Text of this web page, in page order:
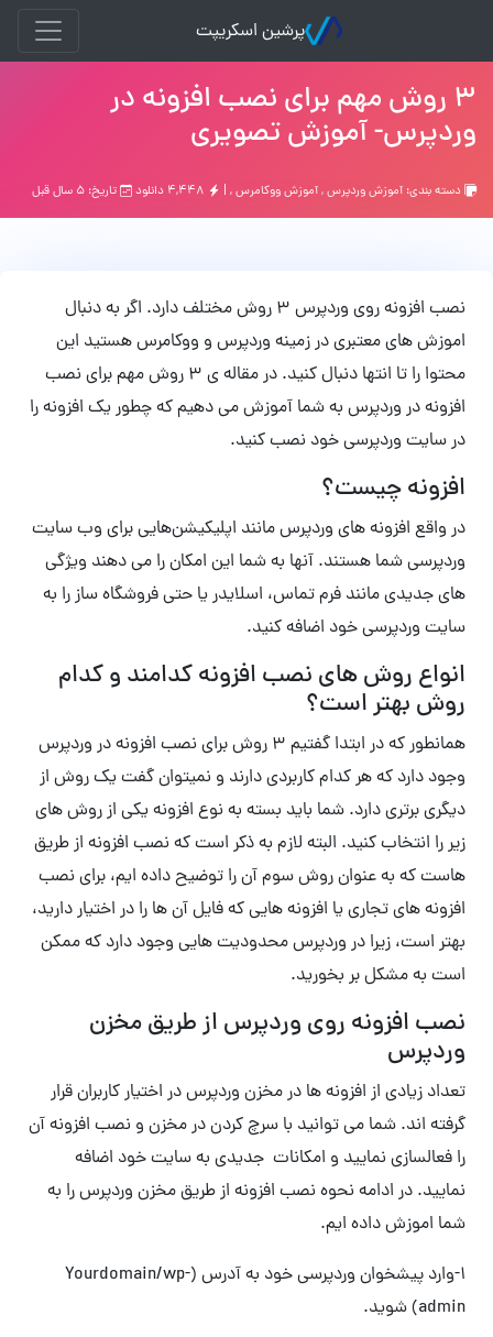
پرشین اسکریپت
۳ روش مهم برای نصب افزونه در
وردپرس- آموزش تصویری
دسته بندی: آموزش وردپرس,آموزش ووکامرس, | تاریخ: ۵ سال قبل
نصب افزونه روی وردپرس ۳ روش مختلف دارد. اگر به دنبال
اموزش های معتبری در زمینه وردپرس و ووکامرس هستید این
محتوا را تا انتها دنبال کنید. در مقاله ی ۳ روش مهم برای نصب
افزونه در وردپرس به شما آموزش می دهیم که چطور یک افزونه را
در سایت وردپرسی خود نصب کنید.
افزونه چیست؟
در واقع افزونه های وردپرس مانند اپلیکیشن‌هایی برای وب سایت
وردپرسی شما هستند. آنها به شما این امکان را می دهند ویژگی
های جدیدی مانند فرم تماس، اسلایدر یا حتی فروشگاه ساز را به
سایت وردپرسی خود اضافه کنید.
انواع روش های نصب افزونه کدامند و کدام
روش بهتر است؟
همانطور که در ابتدا گفتیم ۳ روش برای نصب افزونه در وردپرس
وجود دارد که هر کدام کاربردی دارند و نمیتوان گفت یک روش از
دیگری برتری دارد. شما باید بسته به نوع افزونه یکی از روش های
زیر را انتخاب کنید. البته لازم به ذکر است که نصب افزونه از طریق
هاست که به عنوان روش سوم آن را توضیح داده ایم، برای نصب
افزونه های تجاری یا افزونه هایی که فایل آن ها را در اختیار دارید،
بهتر است، زیرا در وردپرس محدودیت هایی وجود دارد که ممکن
است به مشکل بر بخورید.
نصب افزونه روی وردپرس از طریق مخزن
وردپرس
تعداد زیادی از افزونه ها در مخزن وردپرس در اختیار کاربران قرار
گرفته اند. شما می توانید با سرچ کردن در مخزن و نصب افزونه آن
را فعالسازی نمایید و امکانات جدیدی به سایت خود اضافه
نمایید. در ادامه نحوه نصب افزونه از طریق مخزن وردپرس را به
شما اموزش داده ایم.
1-وارد پیشخوان وردپرسی خود به آدرس (Yourdomain/wp-
admin) شوید.